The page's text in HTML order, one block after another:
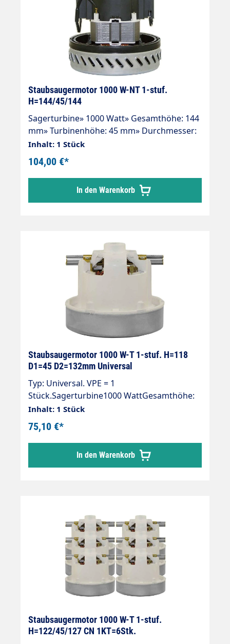
Staubsaugermotor 1000 W-NT 1-stuf.
H=144/45/144
Sagerturbine» 1000 Watt» Gesamthöhe: 144
mm» Turbinenhöhe: 45 mm» Durchmesser:
144 mm» 1-stufig» 230 V / 50 Hz.» Typ
Universal» Kabel beigelegt» Doppelt
kugelgelagert» Doppelte Isolierung»
Isolierungsklasse "B"
Inhalt: 1 Stück
104,00 €*
In den Warenkorb
Staubsaugermotor 1000 W-T 1-stuf. H=118
D1=45 D2=132mm Universal
Typ: Universal. VPE = 1
Stück.Sagerturbine1000 WattGesamthöhe:
118 mmTurbinenhöhe: 45 mmDurchmesser:
132 mm1-stufig230 V / 50 Hz.Ohne
KabelDoppelt kugelgelagertDoppelte
IsolierungIsolierungsklasse "B"
Inhalt: 1 Stück
75,10 €*
In den Warenkorb
Staubsaugermotor 1000 W-T 1-stuf.
H=122/45/127 CN 1KT=6Stk.